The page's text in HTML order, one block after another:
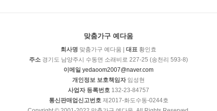
맞춤가구 예다움
회사명 맞춤가구 예다움 | 대표 황인효
주소 경기도 남양주시 수동면 소래비로 227-25 (송천리 593-8)
이메일 yedaoom2007@naver.com
개인정보 보호책임자임성현
사업자 등록번호 132-23-84757
통신판매업신고번호제2017-화도수동-0244호